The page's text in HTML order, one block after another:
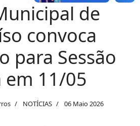
de
convoca
para Sessão
11/05
NOTÍCIAS
06 Maio 2026